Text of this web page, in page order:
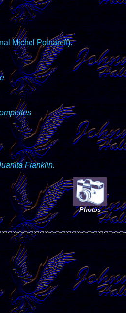
Michel Polnareff).
Franklin.
Photos